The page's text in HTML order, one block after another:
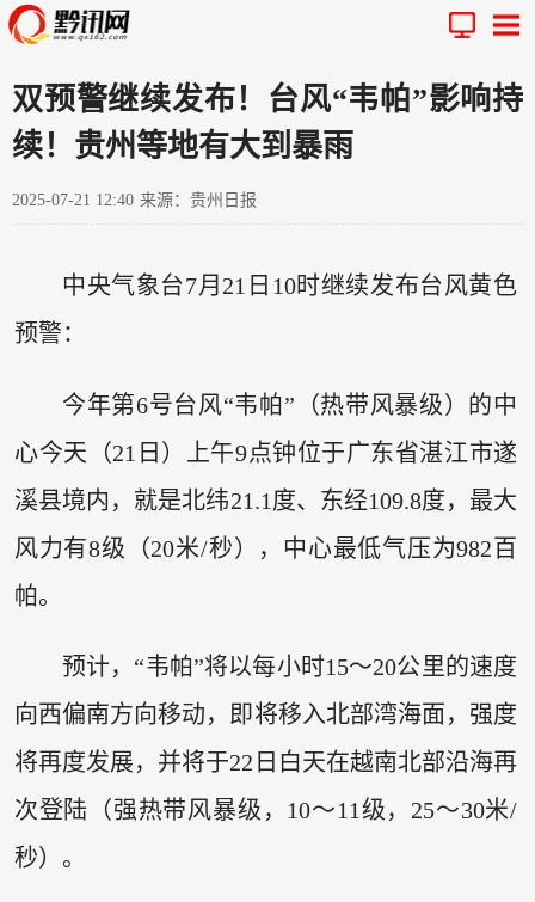
双预警继续发布！台风“韦帕”影响持
续！贵州等地有大到暴雨
2025-07-21 12:40 来源：贵州日报
中央气象台7月21日10时继续发布台风黄色
预警：
今年第6号台风“韦帕”（热带风暴级）的中
心今天（21日）上午9点钟位于广东省湛江市遂
溪县境内，就是北纬21.1度、东经109.8度，最大
风力有8级（20米/秒），中心最低气压为982百
帕。
预计，“韦帕”将以每小时15～20公里的速度
向西偏南方向移动，即将移入北部湾海面，强度
将再度发展，并将于22日白天在越南北部沿海再
次登陆（强热带风暴级，10～11级，25～30米/
秒）。